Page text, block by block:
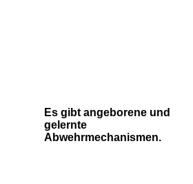
Es gibt angeborene und
gelernte
Abwehrmechanismen.